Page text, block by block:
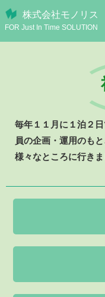
株式会社モノリス
FOR Just In Time SOLUTION
毎年１１月に１泊２
員の企画・運用のも
様々なところに行きま